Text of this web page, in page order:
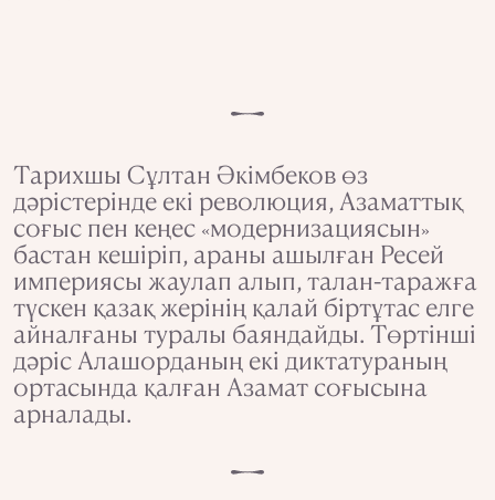
Тарихшы Сұлтан Әкімбеков өз
дәрістерінде екі революция, Азаматтық
соғыс пен кеңес«модернизациясын»
бастан кешіріп, араны ашылған Ресей
империясы жаулап алып, талан-таражға
түскен қазақ жерінің қалай біртұтас елге
айналғаны туралы баяндайды. Төртінші
дәріс Алашорданың екі диктатураның
ортасында қалған Азамат соғысына
арналады.